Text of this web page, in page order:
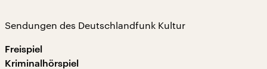
Sendungen des Deutschlandfunk Kultur
Freispiel
Kriminalhörspiel